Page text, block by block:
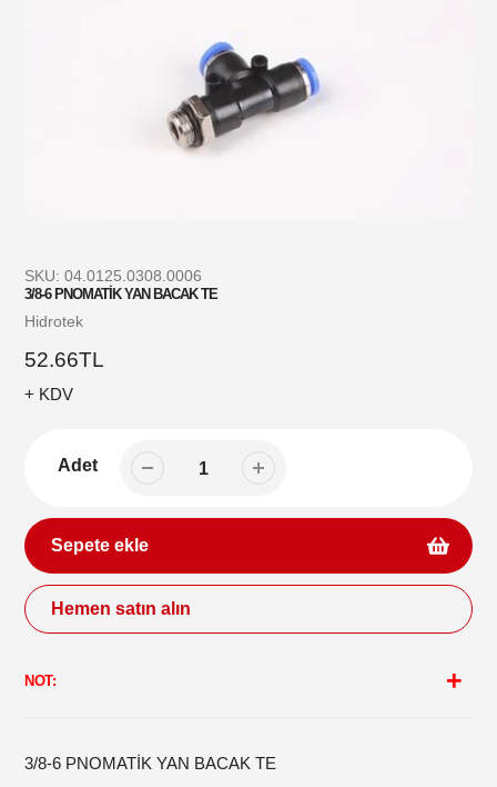
SKU: 04.0125.0308.0006
3/8-6 PNOMATİK YAN BACAK TE
Satıcı
Hidrotek
Normal
fiyat
52.66TL
+ KDV
Adet
Sepete ekle
Hemen satın alın
ürün
NOT:
3/8-6 PNOMATİK YAN BACAK TE